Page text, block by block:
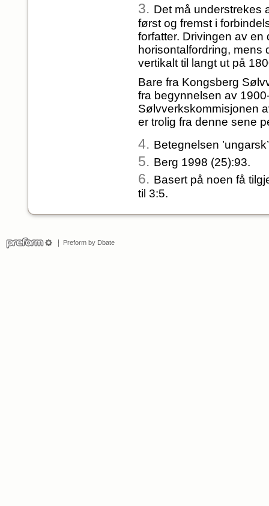
3. Det må understrekes
først og fremst i
forfatter. Drivingen av
horisontalfordring,
vertikalt til langt ut på
Bare fra Kongsberg
fra begynnelsen av
Sølvverkskommisjonen
er trolig fra denne sene
4. Betegnelsen
5. Berg 1998 (25):93.
6. Basert på noen få
til 3:5.
Preform by Dbate